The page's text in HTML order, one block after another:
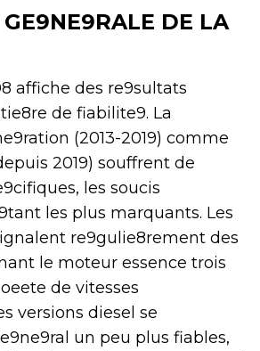
DE LA
affiche des re9sultats
de fiabilite9. La
(2013-2019) comme
2019) souffrent de
les soucis
les plus marquants. Les
re9gulie8rement des
le moteur essence trois
de vitesses
versions diesel se
un peu plus fiables,